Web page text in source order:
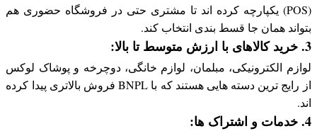
(POS) یکپارچه کرده اند تا مشتری حتی در فروشگاه حضوری هم
بتواند همان جا قسط بندی انتخاب کند.
3. خرید کالاهای با ارزش متوسط تا بالا:
لوازم الکترونیکی، مبلمان، لوازم خانگی، دوچرخه و پوشاک لوکس
از رایج ترین دسته هایی هستند که با BNPL فروش بالاتری پیدا کرده
اند.
4. خدمات و اشتراک ها: